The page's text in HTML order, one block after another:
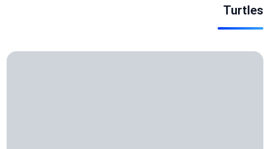
Turtles